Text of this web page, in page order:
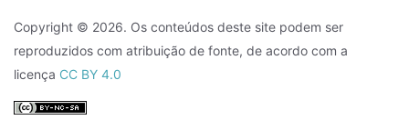
Copyright © 2026. Os conteúdos deste site podem ser
reproduzidos com atribuição de fonte, de acordo com a
licença CC BY 4.0